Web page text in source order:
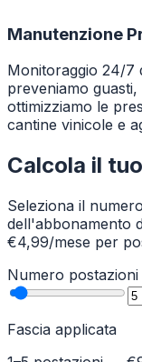
Manutenzione
Monitoraggio 24/7
preveniamo
ottimizziamo le
cantine vinicole e
Calcola il
Seleziona il
dell'abbonamento
€4,99/mese per
Numero postazioni
Fascia applicata